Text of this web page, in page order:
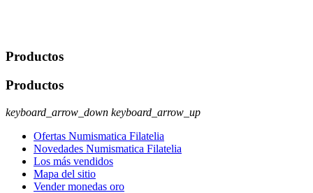
Productos
Productos
keyboard_arrow_down keyboard_arrow_up
Ofertas Numismatica Filatelia
Novedades Numismatica Filatelia
Los más vendidos
Mapa del sitio
Vender monedas oro